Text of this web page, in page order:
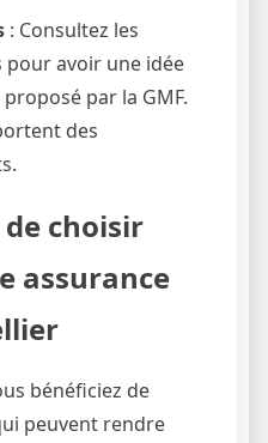
: Consultez les
pour avoir une idée
par la GMF.
des
choisir
assurance
bénéficiez de
peuvent rendre